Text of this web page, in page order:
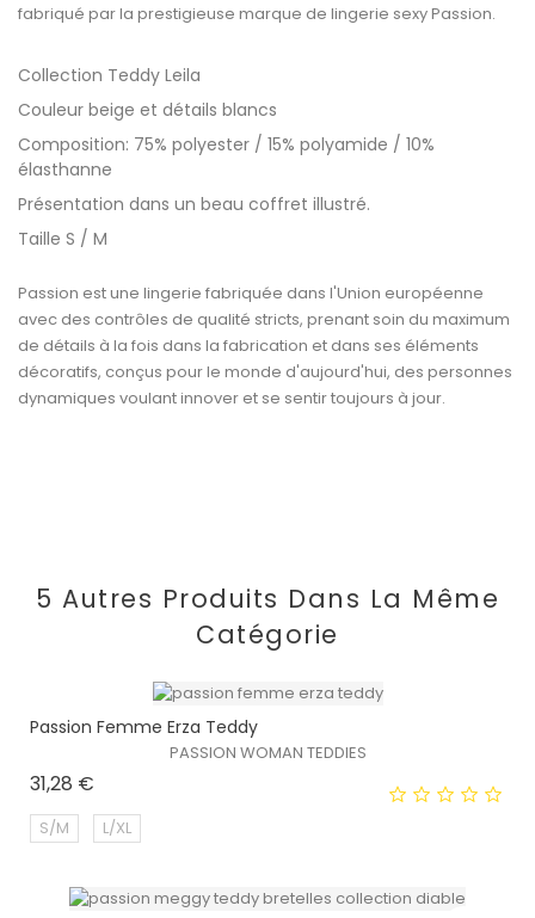
fabriqué par la prestigieuse marque de lingerie sexy Passion.
Collection Teddy Leila
Couleur beige et détails blancs
Composition: 75% polyester / 15% polyamide / 10%
élasthanne
Présentation dans un beau coffret illustré.
Taille S / M
Passion est une lingerie fabriquée dans l'Union européenne
avec des contrôles de qualité stricts, prenant soin du maximum
de détails à la fois dans la fabrication et dans ses éléments
décoratifs, conçus pour le monde d'aujourd'hui, des personnes
dynamiques voulant innover et se sentir toujours à jour.
5 Autres Produits Dans La Même
Catégorie
Passion Femme Erza Teddy
PASSION WOMAN TEDDIES
31,28 €
S/M L/XL